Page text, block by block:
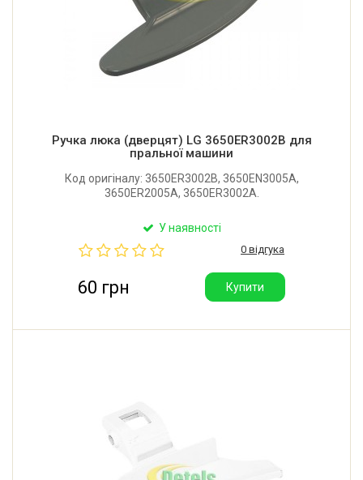
Ручка люка (дверцят) LG 3650ER3002B для
пральної машини
Код оригіналу: 3650ER3002B, 3650EN3005A,
3650ER2005A, 3650ER3002A.
У наявності
0 відгука
60 грн Купити